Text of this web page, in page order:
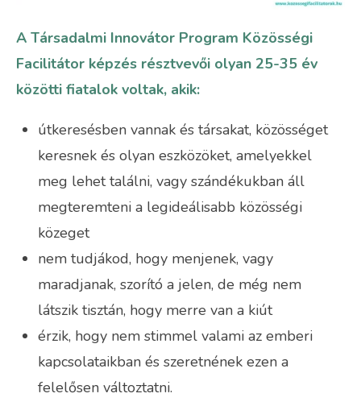
A Társadalmi Innovátor Program Közösségi
Facilitátor képzés résztvevői olyan 25-35 év
közötti fiatalok voltak, akik:
útkeresésben vannak és társakat, közösséget
keresnek és olyan eszközöket, amelyekkel
meg lehet találni, vagy szándékukban áll
megteremteni a legideálisabb közösségi
közeget
nem tudjákod, hogy menjenek, vagy
maradjanak, szorító a jelen, de még nem
látszik tisztán, hogy merre van a kiút
érzik, hogy nem stimmel valami az emberi
kapcsolataikban és szeretnének ezen a
felelősen változtatni.